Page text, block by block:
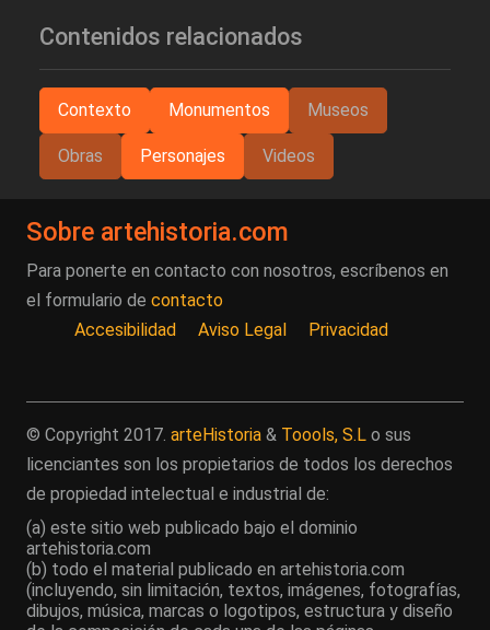
Contenidos relacionados
Contexto Monumentos Museos
Obras Personajes Videos
Sobre artehistoria.com
Para ponerte en contacto con nosotros, escríbenos en
el formulario de contacto
Accesibilidad
Aviso Legal Privacidad
© Copyright 2017. arteHistoria & Toools, S.L o sus
licenciantes son los propietarios de todos los derechos
de propiedad intelectual e industrial de:
(a) este sitio web publicado bajo el dominio
artehistoria.com
(b) todo el material publicado en artehistoria.com
(incluyendo, sin limitación, textos, imágenes, fotografías,
dibujos, música, marcas o logotipos, estructura y diseño